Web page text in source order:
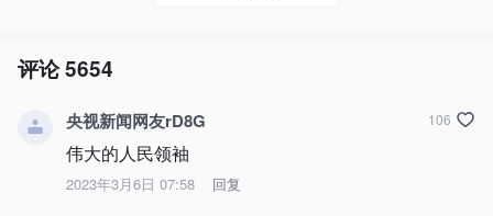
评论5654
央视新闻网友rD8G
伟大的人民领袖
2023年3月6日 07:58 回复
106